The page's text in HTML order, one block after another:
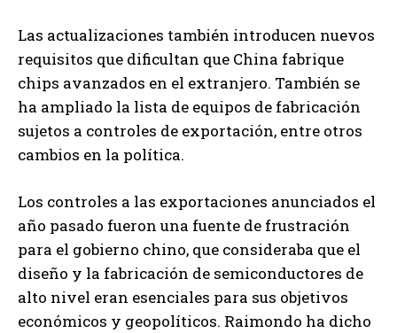
Las actualizaciones también introducen nuevos
requisitos que dificultan que China fabrique
chips avanzados en el extranjero. También se
ha ampliado la lista de equipos de fabricación
sujetos a controles de exportación, entre otros
cambios en la política.
Los controles a las exportaciones anunciados el
año pasado fueron una fuente de frustración
para el gobierno chino, que consideraba que el
diseño y la fabricación de semiconductores de
alto nivel eran esenciales para sus objetivos
económicos y geopolíticos. Raimondo ha dicho